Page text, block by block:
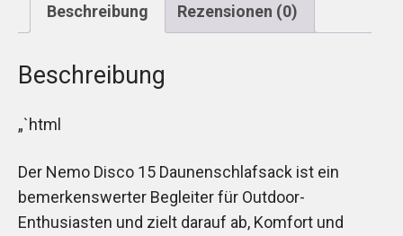
Beschreibung Rezensionen (0)
Beschreibung
„`html
Der Nemo Disco 15 Daunenschlafsack ist ein
bemerkenswerter Begleiter für Outdoor-
Enthusiasten und zielt darauf ab, Komfort und